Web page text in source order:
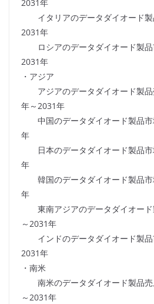
2031年
イタリアのデータダイオード製
2031年
ロシアのデータダイオード製品
2031年
・アジア
アジアのデータダイオード製品
年～2031年
中国のデータダイオード製品市
年
日本のデータダイオード製品市
年
韓国のデータダイオード製品市
年
東南アジアのデータダイオード
～2031年
インドのデータダイオード製品
2031年
・南米
南米のデータダイオード製品売
～2031年